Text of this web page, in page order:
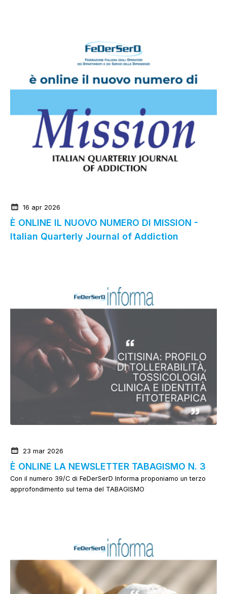
16 apr 2026
È ONLINE IL NUOVO NUMERO DI MISSION -
Italian Quarterly Journal of Addiction
23 mar 2026
È ONLINE LA NEWSLETTER TABAGISMO N. 3
Con il numero 39/C di FeDerSerD Informa proponiamo un terzo
approfondimento sul tema del TABAGISMO